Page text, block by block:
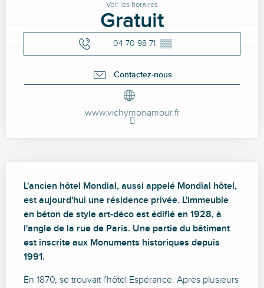
Voir les horaires
Gratuit
04 70 98 71 ▒▒
Contactez-nous
www.vichymonamour.fr
L'ancien hôtel Mondial, aussi appelé Mondial hôtel,
est aujourd'hui une résidence privée. L'immeuble
en béton de style art-déco est édifié en 1928, à
l'angle de la rue de Paris. Une partie du bâtiment
est inscrite aux Monuments historiques depuis
1991.
En 1870, se trouvait l'hôtel Espérance. Après plusieurs